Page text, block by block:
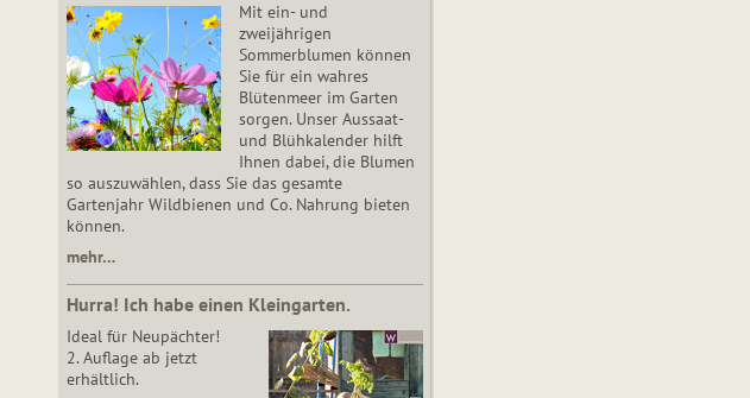
Mit ein- und
zweijährigen
Sommerblumen können
Sie für ein wahres
Blütenmeer im Garten
sorgen. Unser Aussaat-
und Blühkalender hilft
Ihnen dabei, die Blumen
so auszuwählen, dass Sie das gesamte
Gartenjahr Wildbienen und Co. Nahrung bieten
können.
mehr…
Hurra! Ich habe einen Kleingarten.
Ideal für Neupächter!
2. Auflage ab jetzt
erhältlich.